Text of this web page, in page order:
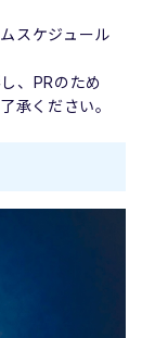
スケジュール
、PRのため
承ください。